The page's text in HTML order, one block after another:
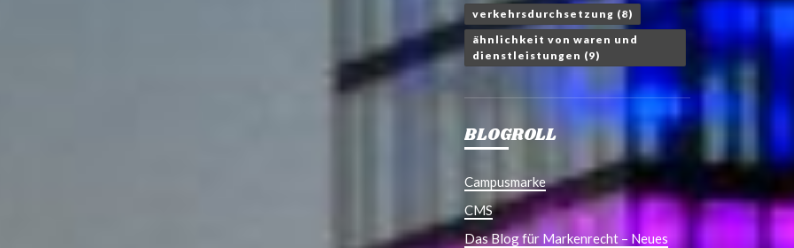
verkehrsdurchsetzung (8)
ähnlichkeit von waren und
dienstleistungen (9)
BLOGROLL
Campusmarke
CMS
Das Blog für Markenrecht – Neues